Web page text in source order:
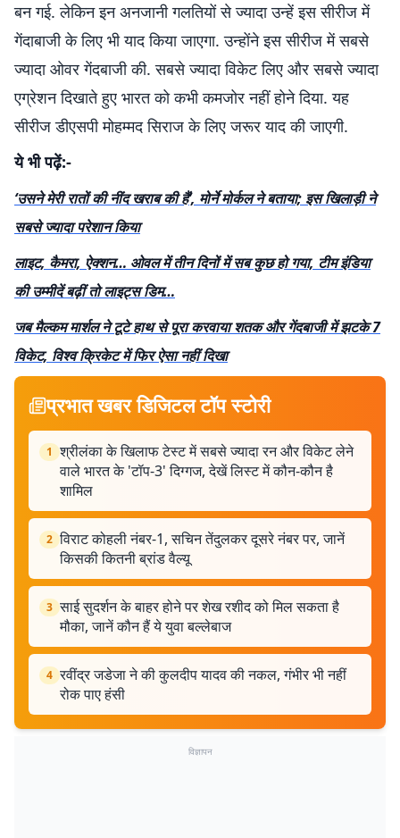
बन गई. लेकिन इन अनजानी गलतियों से ज्यादा उन्हें इस सीरीज में
गेंदाबाजी के लिए भी याद किया जाएगा. उन्होंने इस सीरीज में सबसे
ज्यादा ओवर गेंदबाजी की. सबसे ज्यादा विकेट लिए और सबसे ज्यादा
एग्रेशन दिखाते हुए भारत को कभी कमजोर नहीं होने दिया. यह
सीरीज डीएसपी मोहम्मद सिराज के लिए जरूर याद की जाएगी.
ये भी पढ़ें:-
‘उसने मेरी रातों की नींद खराब की हैं’, मोर्ने मोर्कल ने बताया; इस खिलाड़ी ने
सबसे ज्यादा परेशान किया
लाइट, कैमरा, ऐक्शन… ओवल में तीन दिनों में सब कुछ हो गया, टीम इंडिया
की उम्मीदें बढ़ीं तो लाइट्स डिम…
जब मैल्कम मार्शल ने टूटे हाथ से पूरा करवाया शतक और गेंदबाजी में झटके 7
विकेट, विश्व क्रिकेट में फिर ऐसा नहीं दिखा
प्रभात खबर डिजिटल टॉप स्टोरी
1 श्रीलंका के खिलाफ टेस्ट में सबसे ज्यादा रन और विकेट लेने
वाले भारत के 'टॉप-3' दिग्गज, देखें लिस्ट में कौन-कौन है
शामिल
2 विराट कोहली नंबर-1, सचिन तेंदुलकर दूसरे नंबर पर, जानें
किसकी कितनी ब्रांड वैल्यू
3 साई सुदर्शन के बाहर होने पर शेख रशीद को मिल सकता है
मौका, जानें कौन हैं ये युवा बल्लेबाज
4 रवींद्र जडेजा ने की कुलदीप यादव की नकल, गंभीर भी नहीं
रोक पाए हंसी
विज्ञापन